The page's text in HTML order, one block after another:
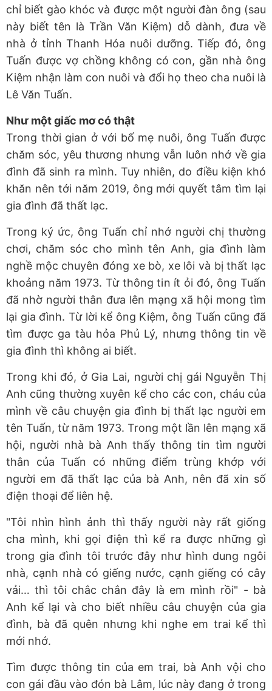
chỉ biết gào khóc và được một người đàn ông (sau
này biết tên là Trần Văn Kiệm) dỗ dành, đưa về
nhà ở tỉnh Thanh Hóa nuôi dưỡng. Tiếp đó, ông
Tuấn được vợ chồng không có con, gần nhà ông
Kiệm nhận làm con nuôi và đổi họ theo cha nuôi là
Lê Văn Tuấn.
Như một giấc mơ có thật
Trong thời gian ở với bố mẹ nuôi, ông Tuấn được
chăm sóc, yêu thương nhưng vẫn luôn nhớ về gia
đình đã sinh ra mình. Tuy nhiên, do điều kiện khó
khăn nên tới năm 2019, ông mới quyết tâm tìm lại
gia đình đã thất lạc.
Trong ký ức, ông Tuấn chỉ nhớ người chị thường
chơi, chăm sóc cho mình tên Anh, gia đình làm
nghề mộc chuyên đóng xe bò, xe lôi và bị thất lạc
khoảng năm 1973. Từ thông tin ít ỏi đó, ông Tuấn
đã nhờ người thân đưa lên mạng xã hội mong tìm
lại gia đình. Từ lời kể ông Kiệm, ông Tuấn cũng đã
tìm được ga tàu hỏa Phủ Lý, nhưng thông tin về
gia đình thì không ai biết.
Trong khi đó, ở Gia Lai, người chị gái Nguyễn Thị
Anh cũng thường xuyên kể cho các con, cháu của
mình về câu chuyện gia đình bị thất lạc người em
tên Tuấn, từ năm 1973. Trong một lần lên mạng xã
hội, người nhà bà Anh thấy thông tin tìm người
thân của Tuấn có những điểm trùng khớp với
người em đã thất lạc của bà Anh, nên đã xin số
điện thoại để liên hệ.
"Tôi nhìn hình ảnh thì thấy người này rất giống
cha mình, khi gọi điện thì kể ra được những gì
trong gia đình tôi trước đây như hình dung ngôi
nhà, cạnh nhà có giếng nước, cạnh giếng có cây
vải… thì tôi chắc chắn đây là em mình rồi" - bà
Anh kể lại và cho biết nhiều câu chuyện của gia
đình, bà đã quên nhưng khi nghe em trai kể thì
mới nhớ.
Tìm được thông tin của em trai, bà Anh vội cho
con gái đầu vào đón bà Lâm, lúc này đang ở trong